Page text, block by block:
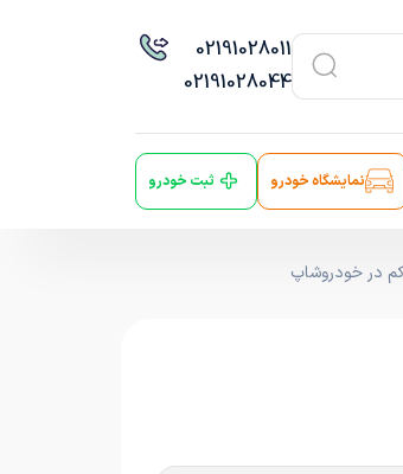
02191028011
02191028044
نمایشگاه خودرو ثبت خودرو